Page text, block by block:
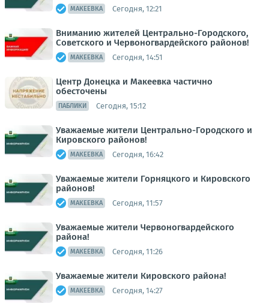
МАКЕЕВКА Сегодня, 12:21
Вниманию жителей Центрально-Городского,
Советского и Червоногвардейского районов!
МАКЕЕВКА Сегодня, 14:51
Центр Донецка и Макеевка частично
обесточены
ПАБЛИКИ Сегодня, 15:12
Уважаемые жители Центрально-Городского и
Кировского районов!
МАКЕЕВКА Сегодня, 16:42
Уважаемые жители Горняцкого и Кировского
районов!
МАКЕЕВКА Сегодня, 11:57
Уважаемые жители Червоногвардейского
района!
МАКЕЕВКА Сегодня, 11:26
Уважаемые жители Кировского района!
МАКЕЕВКА Сегодня, 14:27